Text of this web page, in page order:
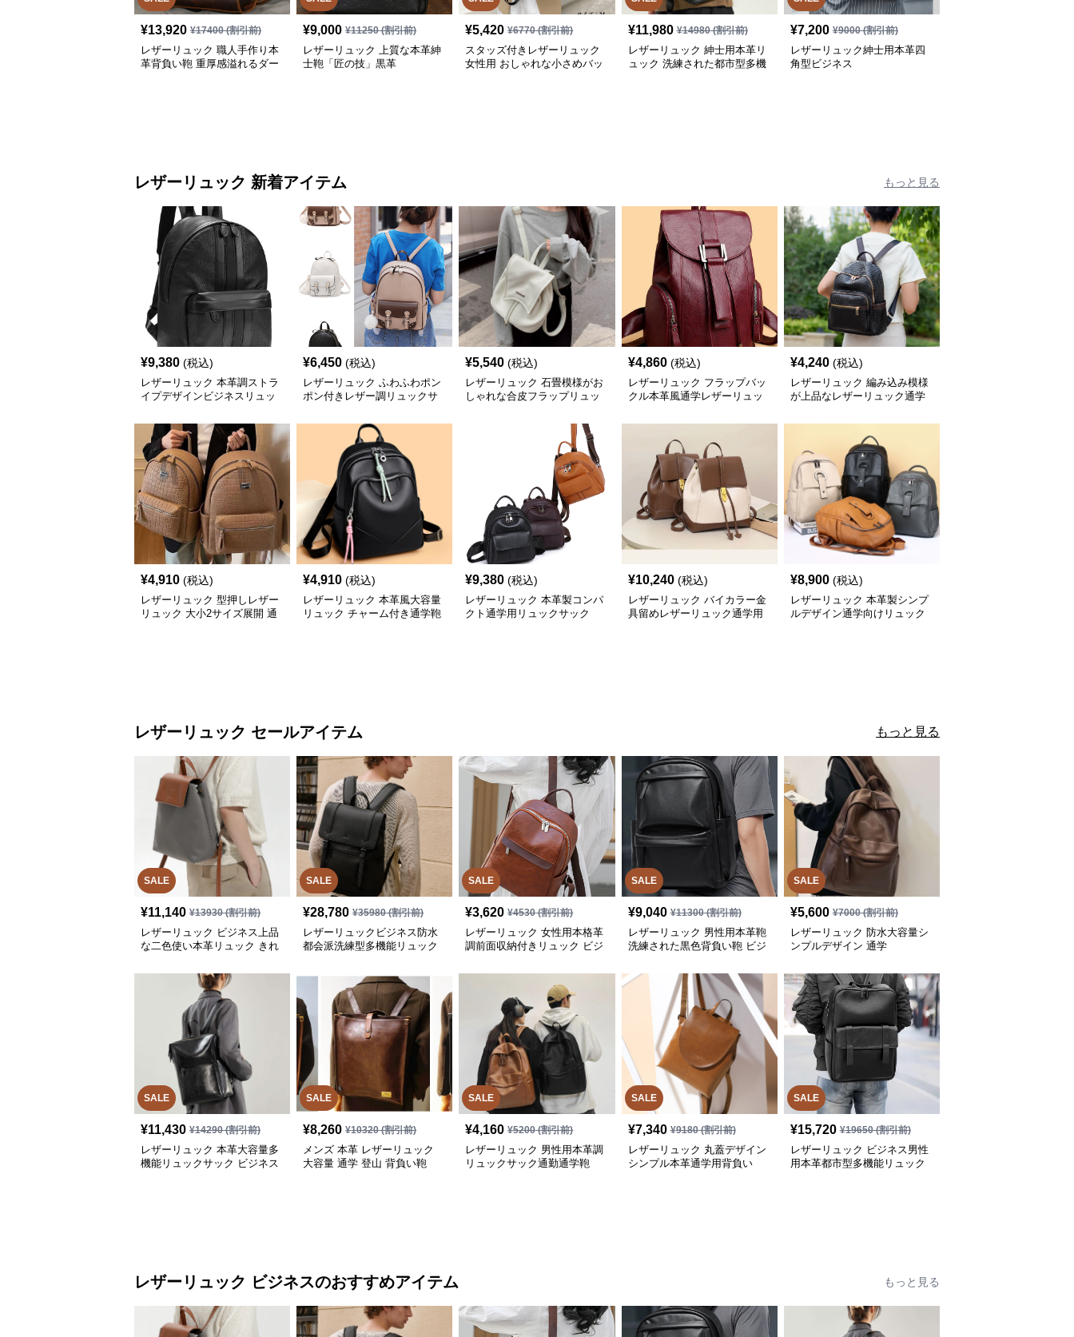
¥13,920 ¥17400(割引前)
レザーリュック 職人手作り本
革背負い鞄 重厚感溢れるダー
¥9,000 ¥11250(割引前)
レザーリュック 上質な本革紳
士鞄「匠の技」黒革
¥5,420 ¥6770(割引前)
スタッズ付きレザーリュック
女性用 おしゃれな小さめバッ
¥11,980 ¥14980(割引前)
レザーリュック 紳士用本革リ
ュック 洗練された都市型多機
¥7,200 ¥9000(割引前)
レザーリュック紳士用本革四
角型ビジネス
レザーリュック 新着アイテム もっと見る
¥9,380 (税込)
レザーリュック 本革調ストラ
イプデザインビジネスリュッ
¥6,450 (税込)
レザーリュック ふわふわポン
ポン付きレザー調リュックサ
¥5,540 (税込)
レザーリュック 石畳模様がお
しゃれな合皮フラップリュッ
¥4,860 (税込)
レザーリュック フラップバッ
クル本革風通学レザーリュッ
¥4,240 (税込)
レザーリュック 編み込み模様
が上品なレザーリュック通学
¥4,910 (税込)
レザーリュック 型押しレザー
リュック 大小2サイズ展開 通
¥4,910 (税込)
レザーリュック 本革風大容量
リュック チャーム付き通学鞄
¥9,380 (税込)
レザーリュック 本革製コンパ
クト通学用リュックサック
¥10,240 (税込)
レザーリュック バイカラー金
具留めレザーリュック通学用
¥8,900 (税込)
レザーリュック 本革製シンプ
ルデザイン通学向けリュック
レザーリュック セールアイテム もっと見る
SALE
¥11,140 ¥13930(割引前)
レザーリュック ビジネス上品
な二色使い本革リュック きれ
SALE
¥28,780 ¥35980(割引前)
レザーリュックビジネス防水
都会派洗練型多機能リュック
SALE
¥3,620 ¥4530(割引前)
レザーリュック 女性用本格革
調前面収納付きリュック ビジ
SALE
¥9,040 ¥11300(割引前)
レザーリュック 男性用本革鞄
洗練された黒色背負い鞄 ビジ
SALE
¥5,600 ¥7000(割引前)
レザーリュック 防水大容量シ
ンプルデザイン 通学
SALE
¥11,430 ¥14290(割引前)
レザーリュック 本革大容量多
機能リュックサック ビジネス
SALE
¥8,260 ¥10320(割引前)
メンズ 本革 レザーリュック
大容量 通学 登山 背負い鞄
SALE
¥4,160 ¥5200(割引前)
レザーリュック 男性用本革調
リュックサック通勤通学鞄
SALE
¥7,340 ¥9180(割引前)
レザーリュック 丸蓋デザイン
シンプル本革通学用背負い
SALE
¥15,720 ¥19650(割引前)
レザーリュック ビジネス男性
用本革都市型多機能リュック
レザーリュック ビジネスのおすすめアイテム もっと見る